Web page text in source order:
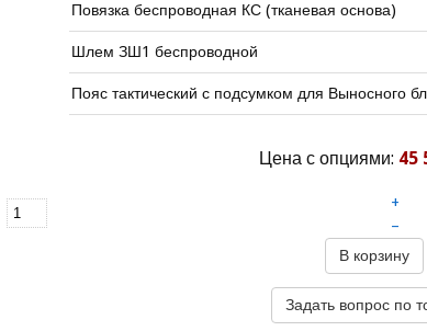
Повязка беспроводная КС (тканевая основа)
Шлем ЗШ1 беспроводной
Пояс тактический с подсумком для Выносного
Цена с опциями: 45
+
–
В корзину
Задать вопрос по